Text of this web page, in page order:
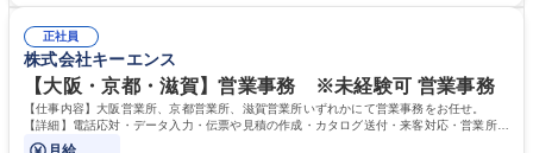
平均100件前後■メール・手紙：同上40件前後 募集職種 中野本社【お客様
相談室】お客様のお声をもとにより良い商品づくりへ貢献
すのでご安心ください。 【当社について】キリングループの広報機能を担
う会社として、お客様との出会いを大切にし、磨き上げたホスピタリティ
を込めてコミュニケーションをとりながら広報関連業務を行っておりま
す。 学歴・資格 学歴：大学院 大学 高専 短大 専修学校 高校 語学力： 資
格：
正社員
株式会社キーエンス
【大阪・京都・滋賀】営業事務 ※未経験可 営業事務
【仕事内容】大阪営業所、京都営業所、滋賀営業所いずれかにて営業事務をお任せ。
【詳細】電話応対・データ入力・伝票や見積の作成・カタログ送付・来客対応・営業所内
で発生する事務業務や業務改善をお任せ。